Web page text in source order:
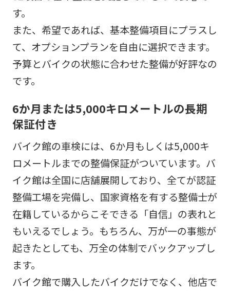
す。
また、希望であれば、基本整備項目にプラスし
て、オプションプランを自由に選択できます。
予算とバイクの状態に合わせた整備が好評なの
です。
6か月または5,000キロメートルの長期
保証付き
バイク館の車検には、6か月もしくは5,000キ
ロメートルまでの整備保証がついています。バ
イク館は全国に店舗展開しており、全てが認証
整備工場を完備し、国家資格を有する整備士が
在籍しているからこそできる「自信」の表れと
もいえるでしょう。もちろん、万が一の事態が
起きたとしても、万全の体制でバックアップし
ます。
バイク館で購入したバイクだけでなく、他店で